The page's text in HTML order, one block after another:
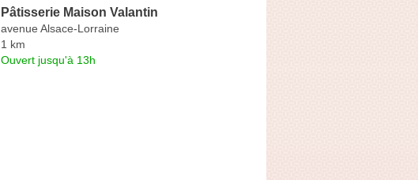
Pâtisserie Maison Valantin
avenue Alsace-Lorraine
1 km
Ouvert jusqu'à 13h